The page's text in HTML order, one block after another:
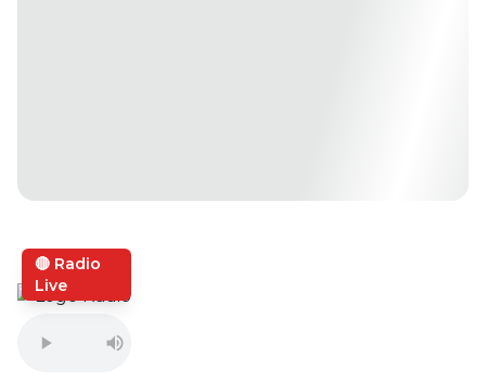
🔴 Radio
Live